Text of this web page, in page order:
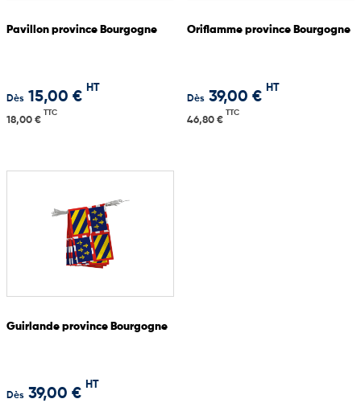
Pavillon province Bourgogne
Dès 15,00 €
HT
18,00 €
TTC
Oriflamme province Bourgogne
Dès 39,00 €
HT
46,80 €
TTC
Guirlande province Bourgogne
Dès 39,00 €
HT